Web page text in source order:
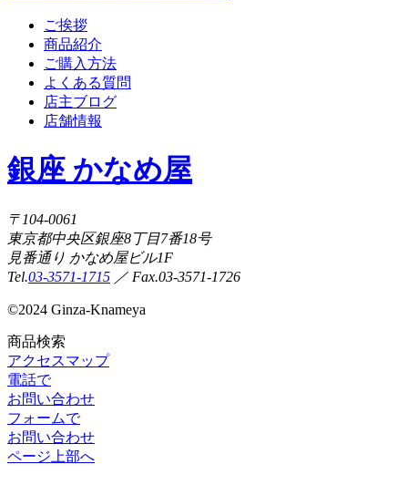
ご挨拶
商品紹介
ご購入方法
よくある質問
店主ブログ
店舗情報
銀座 かなめ屋
〒104-0061
東京都中央区銀座8丁目7番18号
見番通り かなめ屋ビル1F
Tel.03-3571-1715 ／ Fax.03-3571-1726
©2024 Ginza-Knameya
商品検索
アクセスマップ
電話で
お問い合わせ
フォームで
お問い合わせ
ページ上部へ